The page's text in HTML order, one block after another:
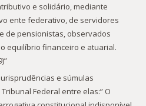
e solidário, mediante
ente federativo, de servidores
de pensionistas, observados
equilíbrio financeiro e atuarial.
e súmulas
Federal entre elas:” O